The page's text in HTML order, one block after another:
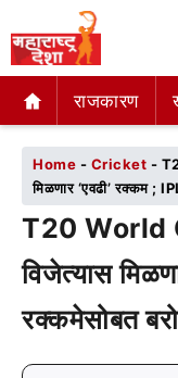
राजकारण
राजकारण
Home - Cricket -
मिळणार ‘एवढी’ रक्कम ;
T20 World
विजेत्यास
रक्कमेसोबत